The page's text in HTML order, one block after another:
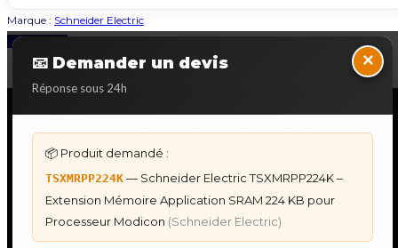
Marque : Schneider Electric
📧 Demander un devis
Réponse sous 24h
×
📦 Produit demandé :
TSXMRPP224K — Schneider Electric TSXMRPP224K –
Extension Mémoire Application SRAM 224 KB pour
Processeur Modicon (Schneider Electric)
Back to Top
DÉPANNAGE AUTOMATES
Dépannage Schneider Modicon